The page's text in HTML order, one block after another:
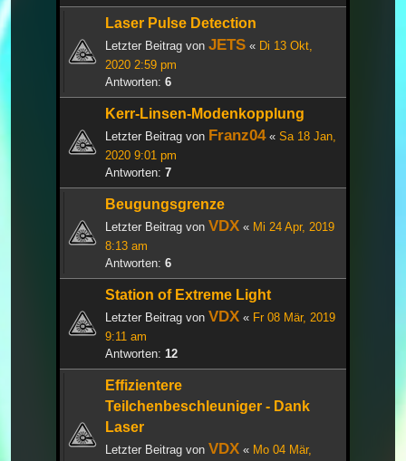
Laser Pulse Detection
Letzter Beitrag von JETS « Di 13 Okt,
2020 2:59 pm
Antworten: 6
Kerr-Linsen-Modenkopplung
Letzter Beitrag von Franz04« Sa 18 Jan,
2020 9:01 pm
Antworten: 7
Beugungsgrenze
Letzter Beitrag von VDX « Mi 24 Apr, 2019
8:13 am
Antworten: 6
Station of Extreme Light
Letzter Beitrag von VDX « Fr 08 Mär, 2019
9:11 am
Antworten: 12
Effizientere
Teilchenbeschleuniger - Dank
Laser
Letzter Beitrag von VDX « Mo 04 Mär,